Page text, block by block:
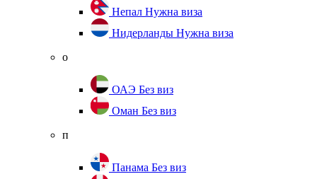
Непал Нужна виза
Нидерланды Нужна виза
о
ОАЭ Без виз
Оман Без виз
п
Панама Без виз